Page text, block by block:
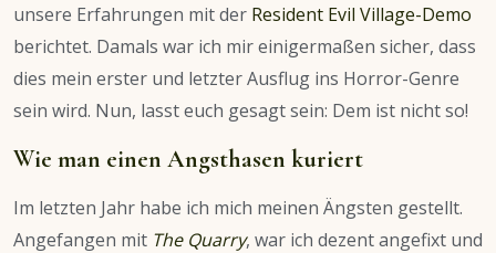
unsere Erfahrungen mit der Resident Evil Village-Demo
berichtet. Damals war ich mir einigermaßen sicher, dass
dies mein erster und letzter Ausflug ins Horror-Genre
sein wird. Nun, lasst euch gesagt sein: Dem ist nicht so!
Wie man einen Angsthasen kuriert
Im letzten Jahr habe ich mich meinen Ängsten gestellt.
Angefangen mit The Quarry, war ich dezent angefixt und